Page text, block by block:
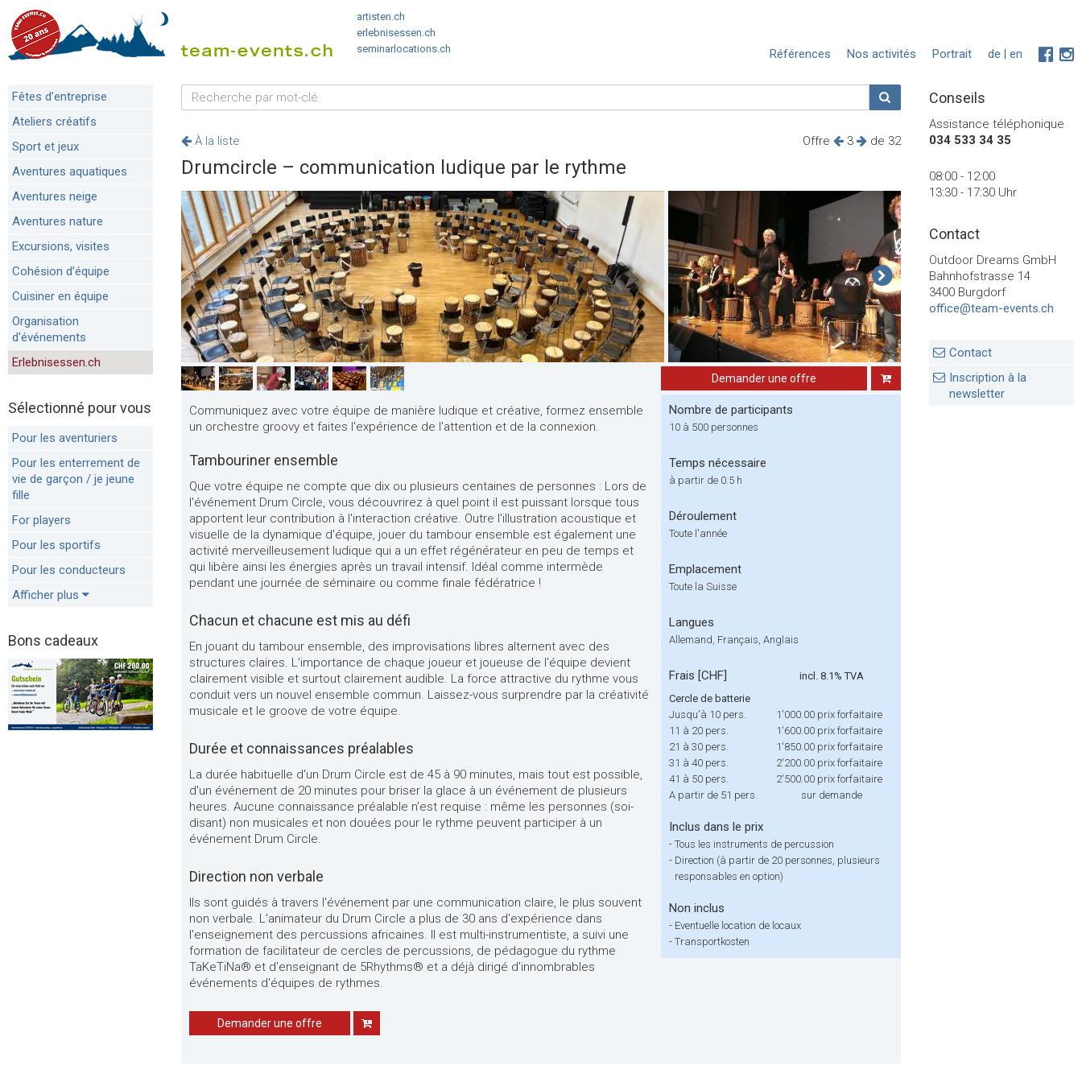
artisten.ch
erlebnisessen.ch
seminarlocations.ch
de | en
Portrait
Nos activités
Références
Fêtes d’entreprise
Ateliers créatifs
Sport et jeux
Aventures aquatiques
Aventures neige
Aventures nature
Excursions, visites
Cohésion d’équipe
Cuisiner en équipe
Organisation
d'événements
Erlebnisessen.ch
Sélectionné pour vous
Pour les aventuriers
Pour les enterrement de
vie de garçon / je jeune
fille
For players
Pour les sportifs
Pour les conducteurs
Afficher plus
Bons cadeaux
Offre 3 de 32
À la liste
Drumcircle – communication ludique par le rythme
Demander une offre
Communiquez avec votre équipe de manière ludique et créative, formez ensemble
un orchestre groovy et faites l'expérience de l'attention et de la connexion.
Tambouriner ensemble
Que votre équipe ne compte que dix ou plusieurs centaines de personnes : Lors de
l'événement Drum Circle, vous découvrirez à quel point il est puissant lorsque tous
apportent leur contribution à l'interaction créative. Outre l'illustration acoustique et
visuelle de la dynamique d'équipe, jouer du tambour ensemble est également une
activité merveilleusement ludique qui a un effet régénérateur en peu de temps et
qui libère ainsi les énergies après un travail intensif. Idéal comme intermède
pendant une journée de séminaire ou comme finale fédératrice !
Chacun et chacune est mis au défi
En jouant du tambour ensemble, des improvisations libres alternent avec des
structures claires. L'importance de chaque joueur et joueuse de l'équipe devient
clairement visible et surtout clairement audible. La force attractive du rythme vous
conduit vers un nouvel ensemble commun. Laissez-vous surprendre par la créativité
musicale et le groove de votre équipe.
Durée et connaissances préalables
La durée habituelle d'un Drum Circle est de 45 à 90 minutes, mais tout est possible,
d'un événement de 20 minutes pour briser la glace à un événement de plusieurs
heures. Aucune connaissance préalable n'est requise : même les personnes (soi-
disant) non musicales et non douées pour le rythme peuvent participer à un
événement Drum Circle.
Direction non verbale
Ils sont guidés à travers l'événement par une communication claire, le plus souvent
non verbale. L'animateur du Drum Circle a plus de 30 ans d'expérience dans
l'enseignement des percussions africaines. Il est multi-instrumentiste, a suivi une
formation de facilitateur de cercles de percussions, de pédagogue du rythme
TaKeTiNa® et d'enseignant de 5Rhythms® et a déjà dirigé d'innombrables
événements d'équipes de rythmes.
Demander une offre
Nombre de participants
10 à 500 personnes
Temps nécessaire
à partir de 0.5 h
Déroulement
Toute l'année
Emplacement
Toute la Suisse
Langues
Allemand, Français, Anglais
Frais [CHF]
incl. 8.1% TVA
Cercle de batterie
Jusqu'à 10 pers.
1'000.00 prix forfaitaire
11 à 20 pers.
1'600.00 prix forfaitaire
21 à 30 pers.
1'850.00 prix forfaitaire
31 à 40 pers.
2'200.00 prix forfaitaire
41 à 50 pers.
2'500.00 prix forfaitaire
A partir de 51 pers.
sur demande
Inclus dans le prix
- Tous les instruments de percussion
- Direction (à partir de 20 personnes, plusieurs
responsables en option)
Non inclus
- Eventuelle location de locaux
- Transportkosten
Conseils
Assistance téléphonique
034 533 34 35
08:00 - 12:00
13:30 - 17:30 Uhr
Contact
Outdoor Dreams GmbH
Bahnhofstrasse 14
3400 Burgdorf
office@team-events.ch
Contact
Inscription à la
newsletter